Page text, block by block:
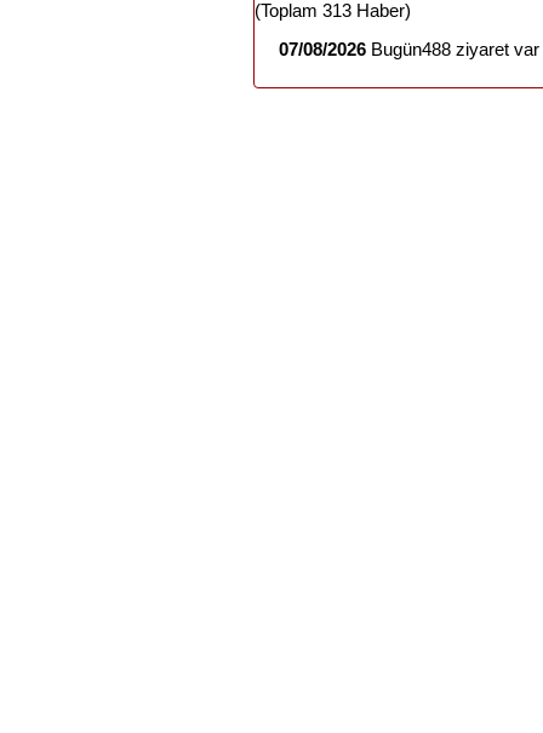
(Toplam 313 Haber)
07/08/2026 Bugün488 ziyaret